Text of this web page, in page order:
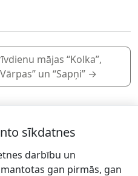
mājas “Kolka”,
un “Sapņi” →
sīkdatnes
darbību un
gan pirmās, gan